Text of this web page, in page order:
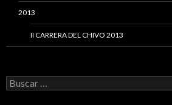
2013
II CARRERA DEL CHIVO 2013
Buscar: